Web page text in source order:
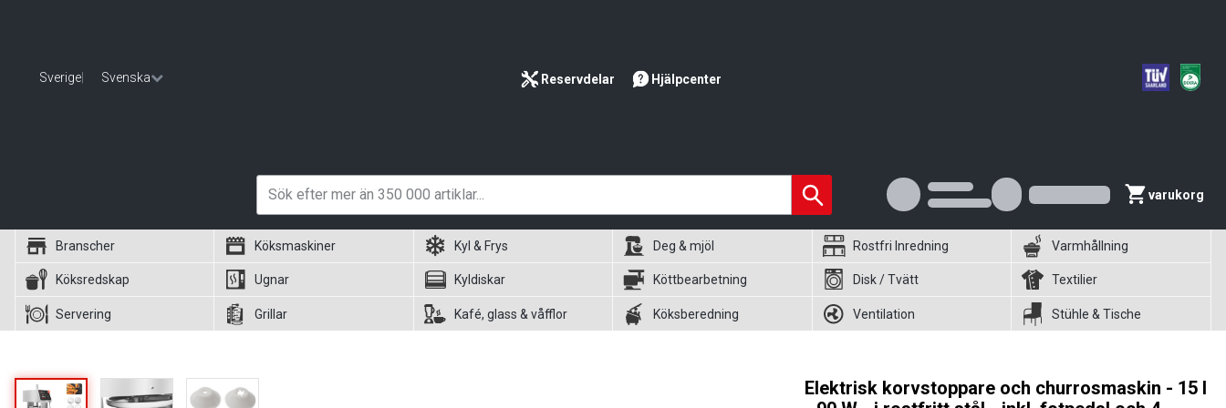
Sverige Svenska Reservdelar Hjälpcenter
varukorg
Branscher Köksmaskiner Kyl & Frys Deg & mjöl Rostfri Inredning Varmhållning
Köksredskap Ugnar Kyldiskar Köttbearbetning Disk / Tvätt Textilier
Servering Grillar Kafé, glass & våfflor Köksberedning Ventilation Stühle & Tische
Elektrisk korvstoppare och churrosmaskin - 15 l